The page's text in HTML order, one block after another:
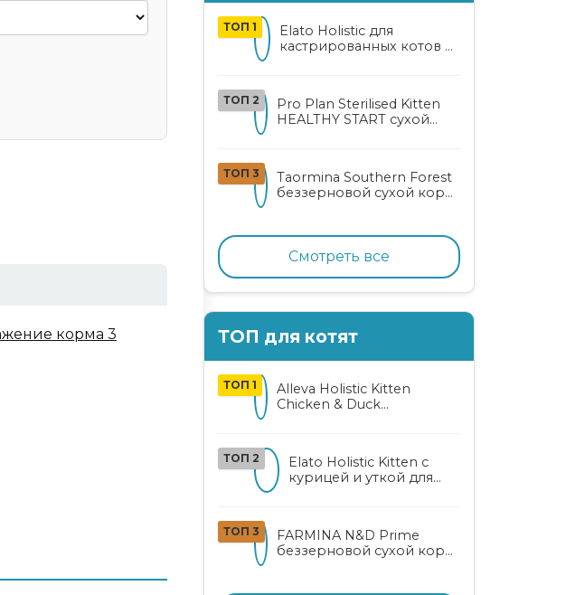
ТОП 1
Elato Holistic для
кастрированных котов и
ТОП 2
Pro Plan Sterilised Kitten
HEALTHY START сухой
лососем
ТОП 3
Taormina Southern Forest
беззерновой сухой корм
ягодами и овощами
Смотреть все
ТОП для котят
ТОП 1
Alleva Holistic Kitten
Chicken & Duck
ТОП 2
Elato Holistic Kitten с
курицей и уткой для
ТОП 3
FARMINA N&D Prime
беззерновой сухой корм